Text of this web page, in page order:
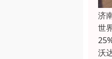
济
世
沃